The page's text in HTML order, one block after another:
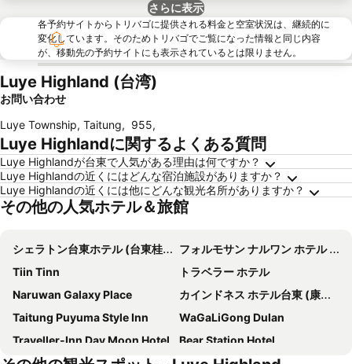
さらに表示
各予約サイトからトリバゴに提供される料金と空室状況は、継続的に
変化しています。そのためトリバゴでご覧になった情報と同じ内容
が、移動先の予約サイトにも表示されているとは限りません。
Luye Highland (台湾)
お問い合わせ
Luye Township, Taitung, 955,
Luye Highlandに関するよくある質問
Luye Highlandが台東で人気がある理由は何ですか？
Luye Highlandの近くにはどんな宿泊施設がありますか？
Luye Highlandの近くには他にどんな観光名所がありますか？
その他の人気ホテル＆旅館
シェラトン台東ホテル (台東桂田喜來登酒店)
フォルモサン ナルワン ホテル & リゾート 台東 (娜路彎大酒店台東)
Tiin Tinn
トラベラー ホテル
Naruwan Galaxy Place
カインドネス ホテル台東 (康橋大飯店- 台東館)
Taitung Puyuma Style Inn
WaGaLiGong Dulan
Traveller-Inn Day Moon Hotel
Bear Station Hotel